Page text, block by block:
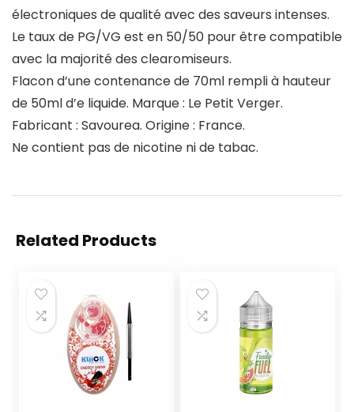
électroniques de qualité avec des saveurs intenses.
Le taux de PG/VG est en 50/50 pour être compatible
avec la majorité des clearomiseurs.
Flacon d’une contenance de 70ml rempli à hauteur
de 50ml d’e liquide. Marque : Le Petit Verger.
Fabricant : Savourea. Origine : France.
Ne contient pas de nicotine ni de tabac.
Related Products